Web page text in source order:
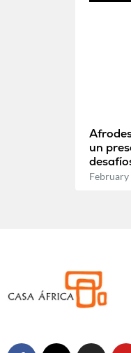
un
February